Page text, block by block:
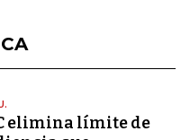
elimina límite de